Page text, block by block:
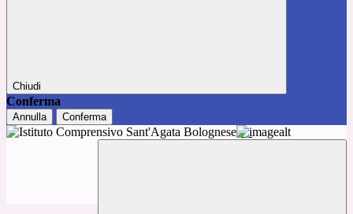
Chiudi
Conferma
Annulla Conferma